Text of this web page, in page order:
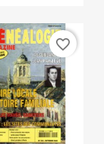
favorite_border